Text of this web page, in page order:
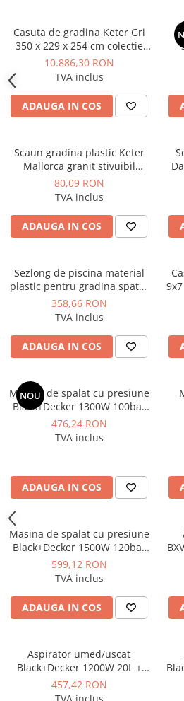
Casuta de gradina Keter Gri
350 x 229 x 254 cm colectie
Oakland 1175 SD usa dubla
podea ferestre ventilatie
10.886,30 RON
TVA inclus
ADAUGA IN COS
Scaun gradina plastic Keter
Mallorca granit stivuibil
rezistent UV dimensiuni
56x58x79 cm
80,09 RON
TVA inclus
ADAUGA IN COS
Sezlong de piscina material
plastic pentru gradina spatar
reglabil culoare alb Keter
colectie Florida forma
190x67x30
358,66 RON
TVA inclus
ADAUGA IN COS
NOU
Masina de spalat cu presiune
Black+Decker 1300W 100bar
390l/h - BXPW1300E
476,24 RON
TVA inclus
ADAUGA IN COS
Masina de spalat cu presiune
Black+Decker 1500W 120bar
390l/h - BXPW1500E
599,12 RON
TVA inclus
ADAUGA IN COS
Aspirator umed/uscat
Black+Decker 1200W 20L +
priza - BXVC20 PTE
457,42 RON
TVA inclus